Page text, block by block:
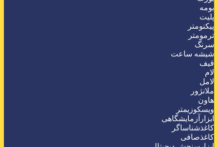
بومه
پلیت
پیکنومتر
ترمومتر
سرنگ
شیشه ساعت
قیف
لام
لامل
ملانژور
هاون
ویسکوزیمتر
ابزارآزمایشگاهی
کاغذشناساگر
کاغذصافی